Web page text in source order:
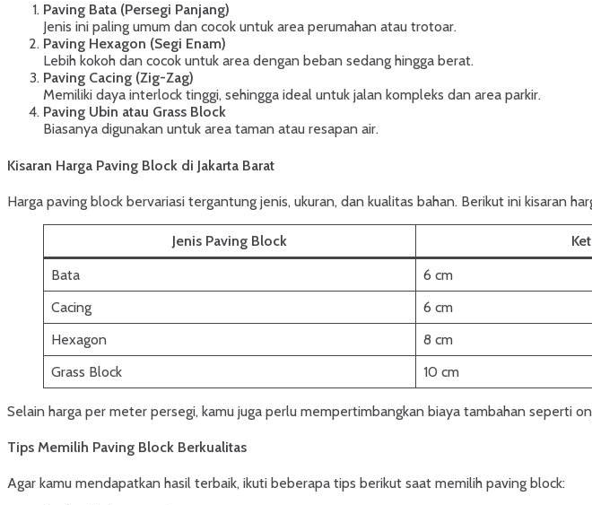
Paving Bata (Persegi Panjang)
Jenis ini paling umum dan cocok untuk area perumahan atau trotoar.
Paving Hexagon (Segi Enam)
Lebih kokoh dan cocok untuk area dengan beban sedang hingga berat.
Paving Cacing (Zig-Zag)
Memiliki daya interlock tinggi, sehingga ideal untuk jalan kompleks dan area parkir.
Paving Ubin atau Grass Block
Biasanya digunakan untuk area taman atau resapan air.
Kisaran Harga Paving Block di Jakarta Barat
Harga paving block bervariasi tergantung jenis, ukuran, dan kualitas bahan. Berikut ini kisaran
Jenis Paving Block
Bata
6 cm
Cacing
6 cm
Hexagon
8 cm
Grass Block
10 cm
Selain harga per meter persegi, kamu juga perlu mempertimbangkan biaya tambahan seperti
Tips Memilih Paving Block Berkualitas
Agar kamu mendapatkan hasil terbaik, ikuti beberapa tips berikut saat memilih paving block: